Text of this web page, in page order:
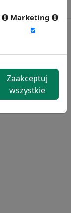
Marketing
Zaakceptuj
wszystkie